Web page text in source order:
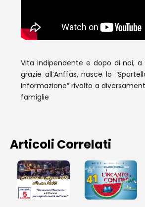
Vita indipendente e dopo di noi, a
grazie all’Anffas, nasce lo
Informazione” rivolto a
famiglie
Articoli Correlati